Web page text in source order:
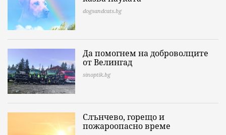
dogsandcats.bg
Да помогнем на доброволците
от Велингад
sinoptik.bg
Слънчево, горещо и
пожароопасно време